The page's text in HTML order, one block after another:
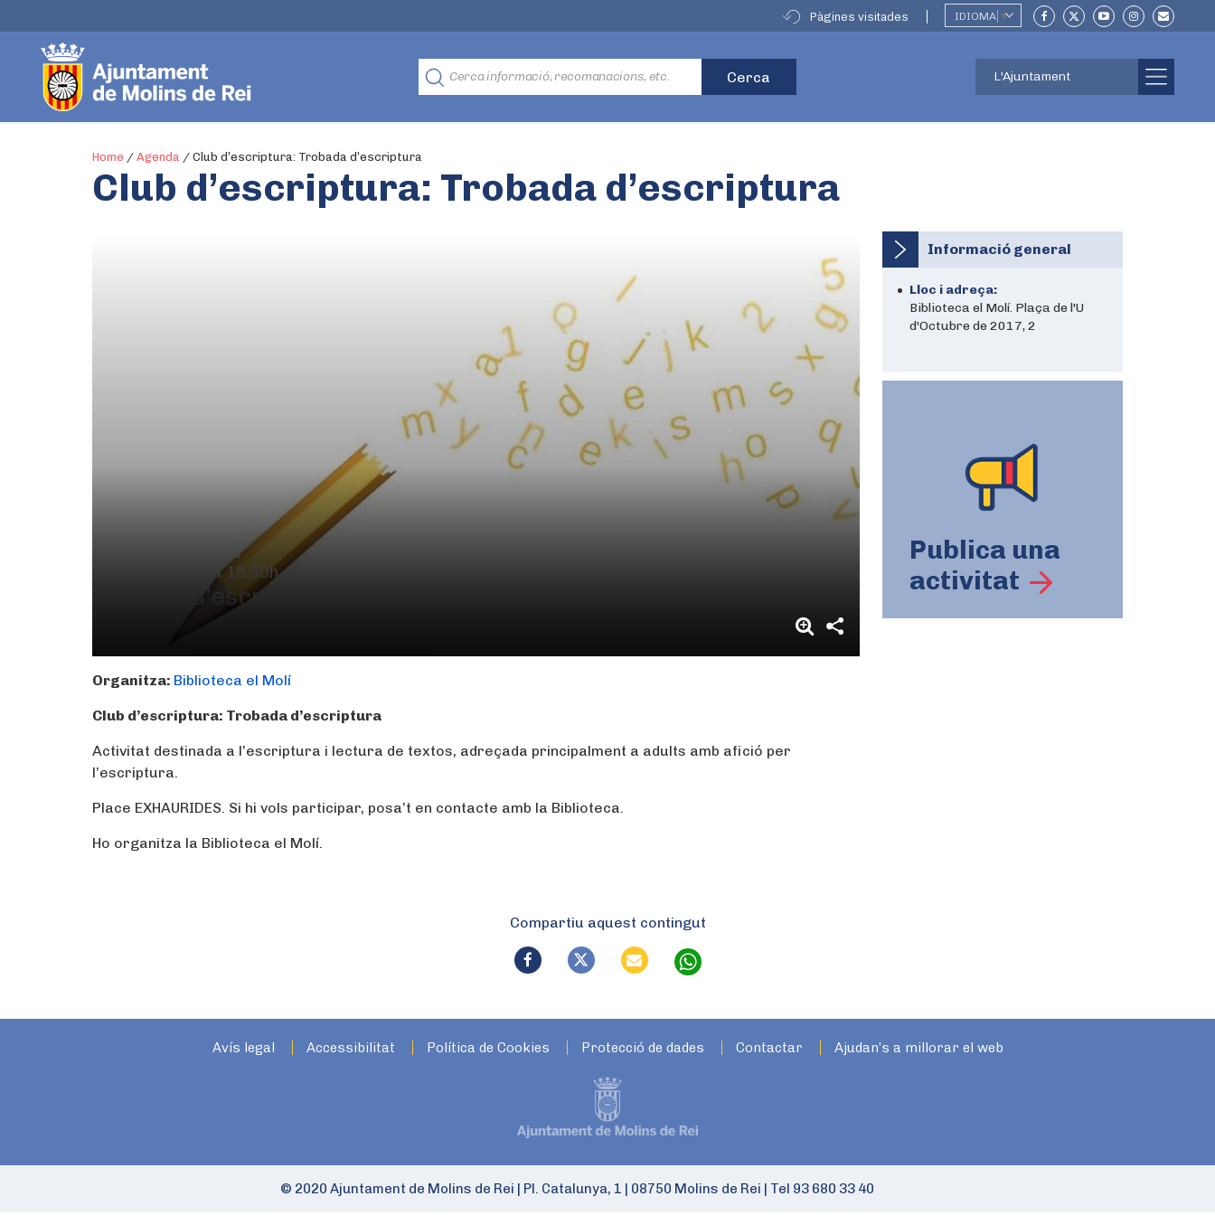
Pàgines visitades IDIOMA ▼
L'Ajuntament
Home / Agenda / Club d’escriptura: Trobada d’escriptura
Club d’escriptura: Trobada d’escriptura
3 de setembre
De 17.00h a 18.30h
Club d’escriptura: Trobada d’escriptura
Organitza: Biblioteca el Molí
Club d’escriptura: Trobada d’escriptura
Activitat destinada a l’escriptura i lectura de textos, adreçada principalment a adults amb afició per
l’escriptura.
Place EXHAURIDES. Si hi vols participar, posa’t en contacte amb la Biblioteca.
Ho organitza la Biblioteca el Molí.
Informació general
Lloc i adreça:
Biblioteca el Molí. Plaça de l'U
d'Octubre de 2017, 2
Publica una
activitat
Compartiu aquest contingut
Avís legal Accessibilitat Política de Cookies Protecció de dades Contactar Ajudan’s a millorar el web
© 2020 Ajuntament de Molins de Rei Pl. Catalunya, 1 08750 Molins de Rei Tel 93 680 33 40